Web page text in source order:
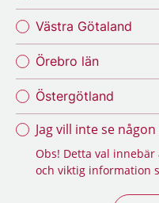
Västra Götaland
Örebro län
Östergötland
Jag vill inte se
Obs! Detta val
och viktig information